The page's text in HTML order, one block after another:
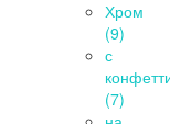
Хром
(9)
с
(7)